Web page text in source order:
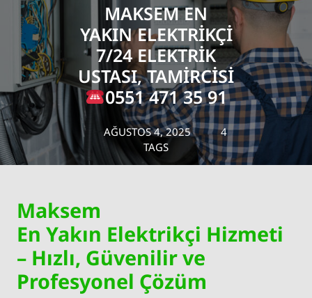
MAKSEM EN
YAKIN ELEKTRIKÇI
7/24 ELEKTRIK
USTASI, TAMIRCISI
0551 471 35 91
AĞUSTOS 4, 2025
4
TAGS
Maksem
En Yakın Elektrikçi Hizmeti
– Hızlı, Güvenilir ve
Profesyonel Çözüm